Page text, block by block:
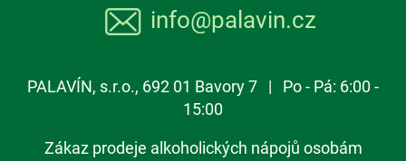
info@palavin.cz
PALAVÍN, s.r.o., 692 01 Bavory 7 | Po - Pá: 6:00 -
15:00
Zákaz prodeje alkoholických nápojů osobám